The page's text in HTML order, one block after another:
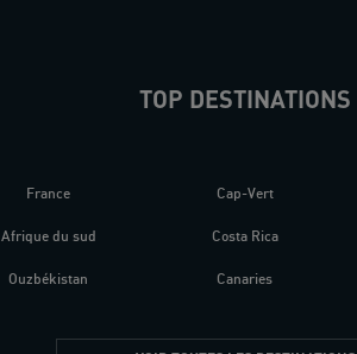
TOP DESTINATIONS
France
Afrique du sud
Ouzbékistan
Cap-Vert
Costa Rica
Canaries